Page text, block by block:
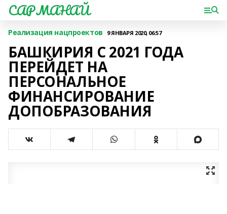
САРМАНАЙ
Реализация нацпроектов 9 ЯНВАРЯ 2020, 06:57
БАШКИРИЯ С 2021 ГОДА
ПЕРЕЙДЕТ НА
ПЕРСОНАЛЬНОЕ
ФИНАНСИРОВАНИЕ
ДОПОБРАЗОВАНИЯ